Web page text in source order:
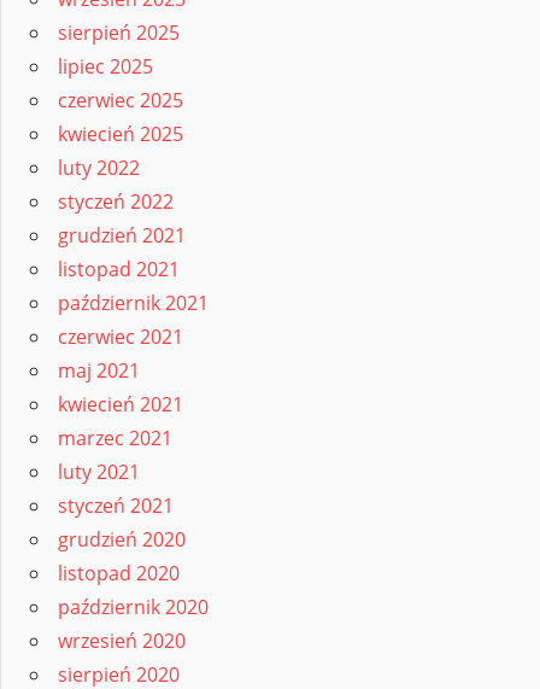
sierpień 2025
lipiec 2025
czerwiec 2025
kwiecień 2025
luty 2022
styczeń 2022
grudzień 2021
listopad 2021
październik 2021
czerwiec 2021
maj 2021
kwiecień 2021
marzec 2021
luty 2021
styczeń 2021
grudzień 2020
listopad 2020
październik 2020
wrzesień 2020
sierpień 2020